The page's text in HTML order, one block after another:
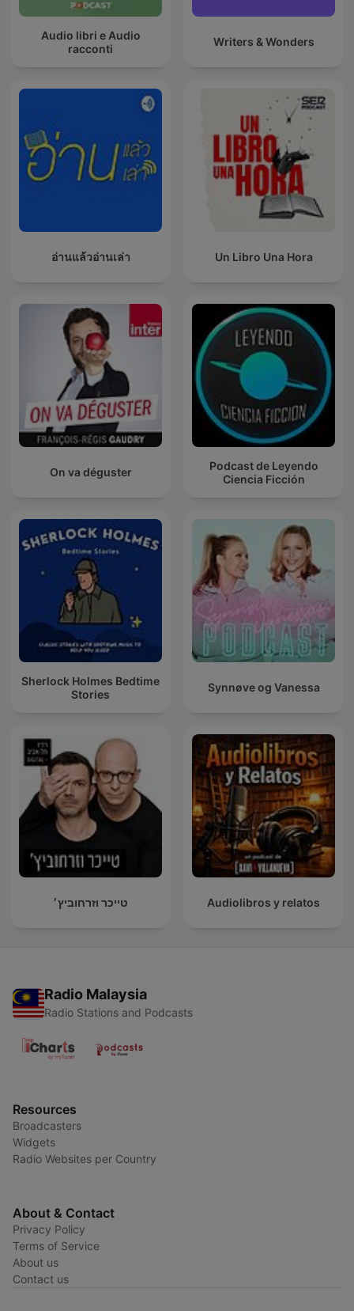
Audio libri e Audio
racconti
Writers & Wonders
อ่านแล้วอ่านเล่า Un Libro Una Hora
On va déguster
Podcast de Leyendo
Ciencia Ficción
Sherlock Holmes Bedtime
Stories
Synnøve og Vanessa
טייכר וזרחוביץ׳ Audiolibros y relatos
Radio Malaysia
Radio Stations and Podcasts
Resources
Broadcasters
Widgets
Radio Websites per Country
About & Contact
Privacy Policy
Terms of Service
About us
Contact us